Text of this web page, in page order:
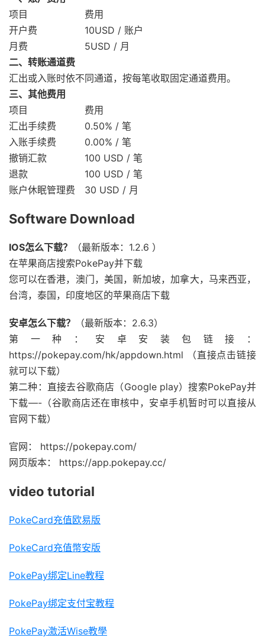
项目 费用
开户费 10USD / 账户
月费 5USD / 月
二、转账通道费
汇出或入账时依不同通道，按每笔收取固定通道费用。
三、其他费用
项目 费用
汇出手续费 0.50% / 笔
入账手续费 0.00% / 笔
撤销汇款 100 USD / 笔
退款 100 USD / 笔
账户休眠管理费 30 USD / 月
Software Download
IOS怎么下载？
（最新版本：1.2.6 ）
在苹果商店搜索PokePay并下载
您可以在香港，澳门，美国，新加坡，加拿大，马来西亚，
台湾，泰国，印度地区的苹果商店下载
安卓怎么下载？
（最新版本：2.6.3）
第一种：安卓安装包链接：
https://pokepay.com/hk/appdown.html （直接点击链接
就可以下载）
第二种：直接去谷歌商店（Google play）搜索PokePay并
下载—-（谷歌商店还在审核中，安卓手机暂时可以直接从
官网下载）
官网： https://pokepay.com/
网页版本： https://app.pokepay.cc/
video tutorial
PokeCard充值欧易版
PokeCard充值幣安版
PokePay绑定Line教程
PokePay绑定支付宝教程
PokePay激活Wise教學